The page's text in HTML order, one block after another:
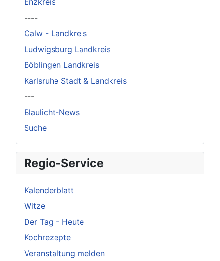
Enzkreis
----
Calw - Landkreis
Ludwigsburg Landkreis
Böblingen Landkreis
Karlsruhe Stadt & Landkreis
---
Blaulicht-News
Suche
Regio-Service
Kalenderblatt
Witze
Der Tag - Heute
Kochrezepte
Veranstaltung melden